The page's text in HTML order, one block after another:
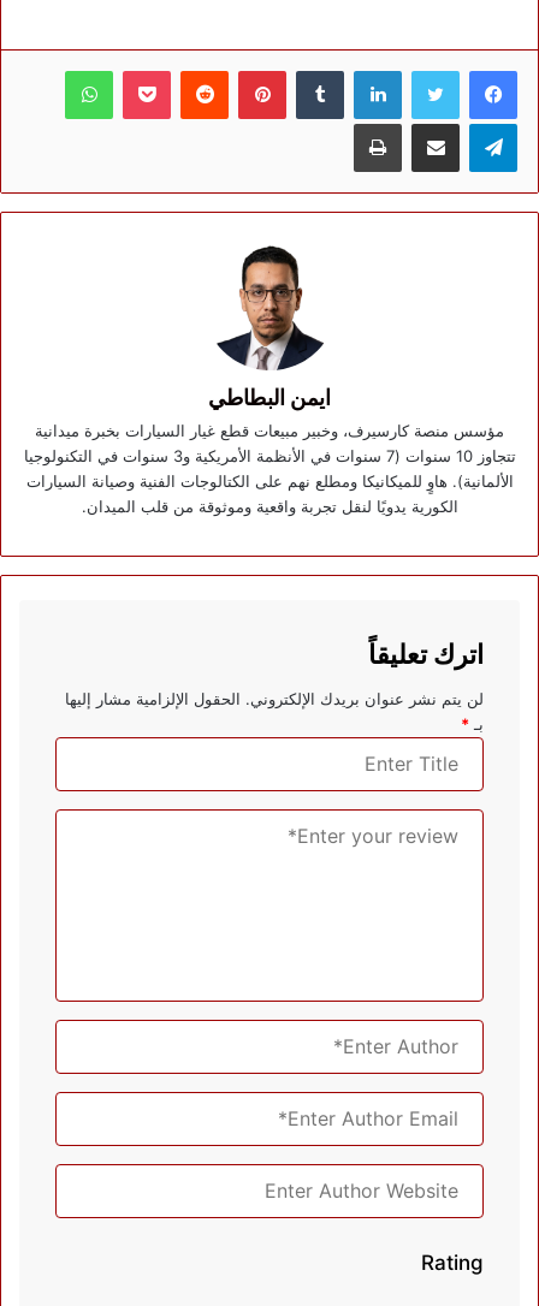
فيسبوك تويتر لينكدإن بينتيريست بوكيت واتساب
تيلقرام مشاركة عبر البريد طباعة
ايمن البطاطي
مؤسس منصة كارسيرف، وخبير مبيعات قطع غيار السيارات بخبرة ميدانية
تتجاوز 10 سنوات (7 سنوات في الأنظمة الأمريكية و3 سنوات في التكنولوجيا
الألمانية). هاوٍ للميكانيكا ومطلع نهم على الكتالوجات الفنية وصيانة السيارات
الكورية يدويًا لنقل تجربة واقعية وموثوقة من قلب الميدان.
اترك تعليقاً
لن يتم نشر عنوان بريدك الإلكتروني. الحقول الإلزامية مشار إليها
بـ*
Rating